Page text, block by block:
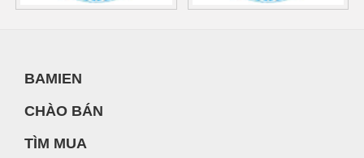
BAMIEN
CHÀO BÁN
TÌM MUA